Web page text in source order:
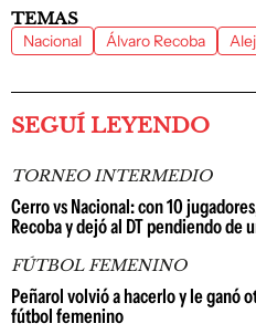
TEMAS
Nacional Álvaro Recoba
SEGUÍ LEYENDO
TORNEO INTERMEDIO
Cerro vs Nacional: con 10
Recoba y dejó al DT pendiendo de
FÚTBOL FEMENINO
Peñarol volvió a hacerlo y le ganó
fútbol femenino